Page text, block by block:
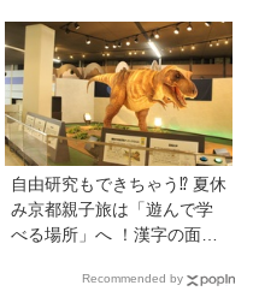
すぎる！ 家族でおすすめの
過ごし方とは
自由研究もできちゃう⁉︎ 夏休
み京都親子旅は「遊んで学
べる場所」へ ！漢字の面白
【HugKum京都隊が教える
Recommended by